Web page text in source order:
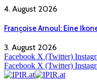
4. August 2026
Françoise Arnoul: Eine
3. August 2026
Facebook X (Twitter)
Facebook X (Twitter)